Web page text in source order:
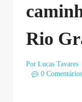
Rio
Por Lucas Tavares
0 Comentários